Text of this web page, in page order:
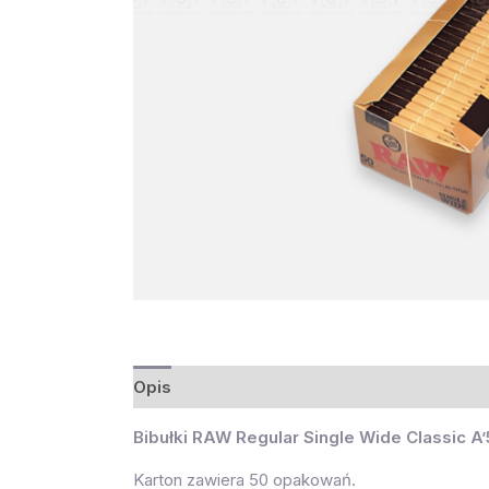
Opis
Bibułki RAW Regular Single Wide Classic
Karton zawiera 50 opakowań.